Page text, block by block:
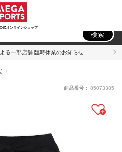
式オンラインショップ
検索
る一部店舗 臨時休業のお知らせ
商品番号： 85073385